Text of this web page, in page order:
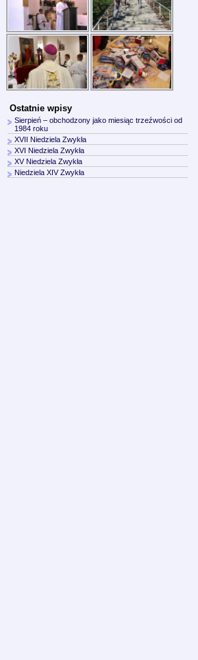
Ostatnie wpisy
Sierpień – obchodzony jako miesiąc trzeźwości od
1984 roku
XVII Niedziela Zwykła
XVI Niedziela Zwykła
XV Niedziela Zwykła
Niedziela XIV Zwykła